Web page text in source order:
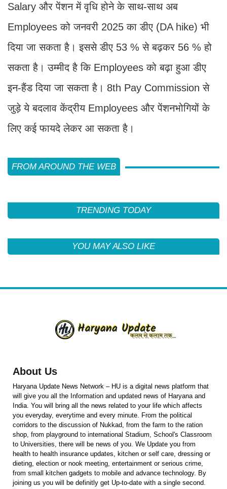
Salary और पेंशन में वृधि होने के साथ-साथ अब
Employees को जनवरी 2025 का डीए (DA hike) भी
दिया जा सकता है। इससे डीए 53 % से बढ़कर 56 % हो
सकता है। उम्मीद है कि Employees को बढ़ा हुआ डीए
इन-हैंड दिया जा सकता है। 8th Pay Commission से
जुड़े ये बदलाव केंद्रीय Employees और पेंशनभोगियों के
लिए कई फायदे लेकर आ सकता है।
FROM AROUND THE WEB
TRENDING TODAY
YOU MAY ALSO LIKE
About Us
Haryana Update News Network – HU is a digital news platform that
will give you all the Information and updated news of Haryana and
India. You will bring all the news related to your life which affects
you everyday, everytime and every minute. From the political
corridors to the discussion of Nukkad, from the farm to the ration
shop, from playground to international Stadium, School's Classroom
to Universities, there will be news of you. We Update you from
health to health insurance updates, kitchen or self care, dressing or
dieting, election or nook meeting, entertainment or serious crime,
from small kitchen gadgets to mobile and advance technology. By
joining us you will be definitly get Up-to-date with a single second.